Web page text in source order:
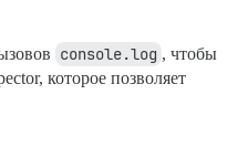
console.log , чтобы
которое позволяет